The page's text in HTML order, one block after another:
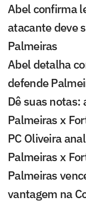
Abel confirma
atacante deve
Palmeiras
Abel detalha
defende
Dê suas notas:
Palmeiras x
PC Oliveira
Palmeiras x
Palmeiras
vantagem na